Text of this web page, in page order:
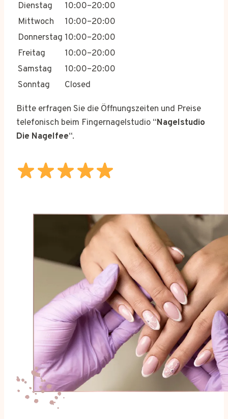
Dienstag
10:00–20:00
Mittwoch
10:00–20:00
Donnerstag 10:00–20:00
Freitag
10:00–20:00
Samstag
10:00–20:00
Sonntag
Closed
Bitte erfragen Sie die Öffnungszeiten und Preise
telefonisch beim Fingernagelstudio “Nagelstudio
Die Nagelfee“.